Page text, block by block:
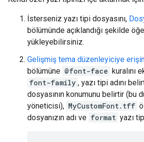
İsterseniz yazı tipi dosyasını,
bölümünde açıklandığı şekilde
yükleyebilirsiniz.
Gelişmiş tema düzenleyiciye
bölümüne @font-face kuralını
font-family , yazı tipi adını
dosyasının konumunu belirtir (bu
yöneticisi), MyCustomFont.tff
dosyanızın adı ve format yazı